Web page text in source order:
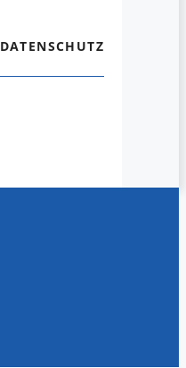
DATENSCHUTZ